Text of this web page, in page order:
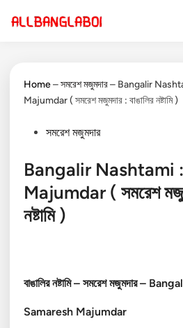
Home–সমরেশ মজুমদার– Bangalir
Majumdar ( সমরেশ মজুমদার : বাঙালির নষ্টামি )
Postedসমরেশ মজুমদার
Bangalir Nashtami
Majumdar ( সমরেশ
নষ্টামি )
বাঙালির নষ্টামি – সমরেশ মজুমদার –
Samaresh Majumdar